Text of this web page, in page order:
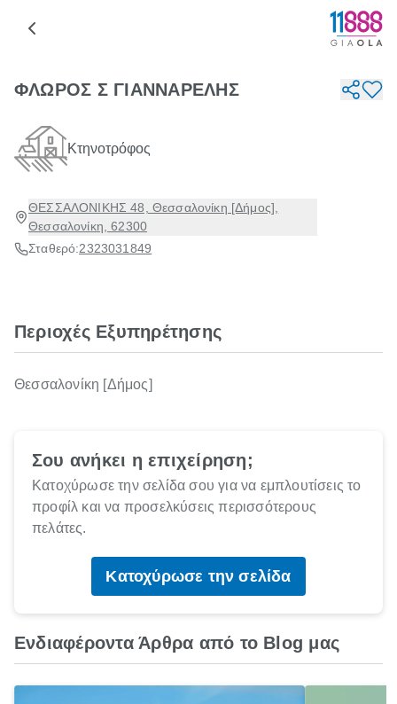
ΦΛΩΡΟΣ Σ ΓΙΑΝΝΑΡΕΛΗΣ
Κτηνοτρόφος
ΘΕΣΣΑΛΟΝΙΚΗΣ 48, Θεσσαλονίκη [Δήμος],
Θεσσαλονίκη, 62300
Σταθερό:2323031849
Περιοχές Εξυπηρέτησης
Θεσσαλονίκη [Δήμος]
Σου ανήκει η επιχείρηση;
Κατοχύρωσε την σελίδα σου για να εμπλουτίσεις το
προφίλ και να προσελκύσεις περισσότερους
πελάτες.
Κατοχύρωσε την σελίδα
Ενδιαφέροντα Άρθρα από το Blog μας